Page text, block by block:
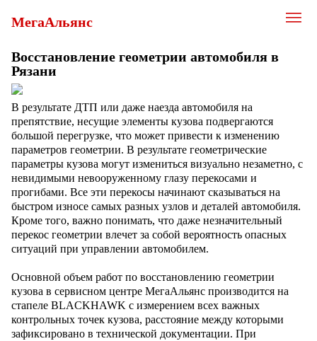
МегаАльянс
Восстановление геометрии автомобиля в
Рязани
В результате ДТП или даже наезда автомобиля на
препятствие, несущие элементы кузова подвергаются
большой перегрузке, что может привести к изменению
параметров геометрии. В результате геометрические
параметры кузова могут измениться визуально незаметно, с
невидимыми невооруженному глазу перекосами и
прогибами. Все эти перекосы начинают сказываться на
быстром износе самых разных узлов и деталей автомобиля.
Кроме того, важно понимать, что даже незначительный
перекос геометрии влечет за собой вероятность опасных
ситуаций при управлении автомобилем.
Основной объем работ по восстановлению геометрии
кузова в сервисном центре МегаАльянс производится на
стапеле BLACKHAWK с измерением всех важных
контрольных точек кузова, расстояние между которыми
зафиксировано в технической документации. При